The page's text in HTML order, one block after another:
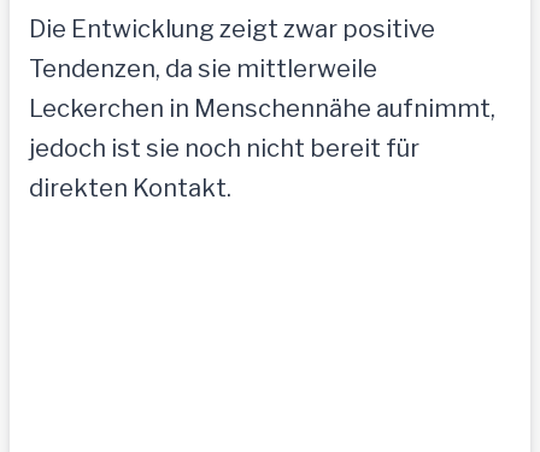
Die Entwicklung zeigt zwar positive
Tendenzen, da sie mittlerweile
Leckerchen in Menschennähe aufnimmt,
jedoch ist sie noch nicht bereit für
direkten Kontakt.